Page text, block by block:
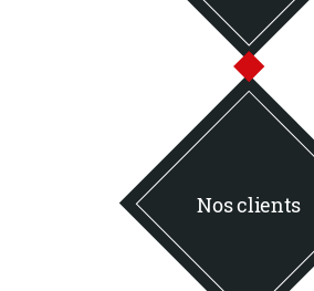
Nos clients